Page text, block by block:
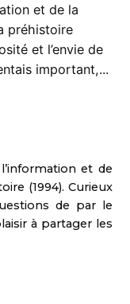
et de la
préhistoire
et l’envie de
important,...
et de
(1994). Curieux
de par le
à partager les